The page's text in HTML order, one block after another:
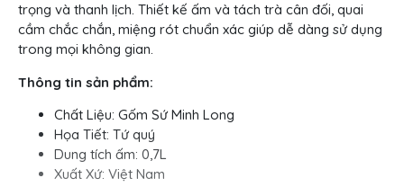
trọng và thanh lịch. Thiết kế ấm và tách trà cân đối, quai
cầm chắc chắn, miệng rót chuẩn xác giúp dễ dàng sử dụng
trong mọi không gian.
Thông tin sản phẩm:
Chất Liệu: Gốm Sứ Minh Long
Họa Tiết: Tứ quý
Dung tích ấm: 0,7L
Xuất Xứ: Việt Nam